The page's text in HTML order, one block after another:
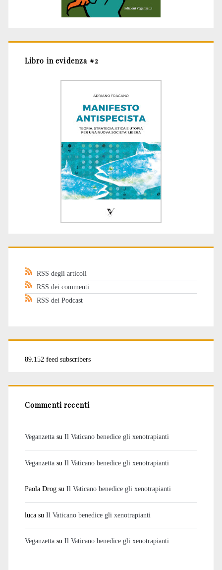
Libro in evidenza #2
RSS degli articoli
RSS dei commenti
RSS dei Podcast
89.152 feed subscribers
Commenti recenti
Veganzettasu Il Vaticano benedice gli xenotrapianti
Veganzettasu Il Vaticano benedice gli xenotrapianti
Paola Drogsu Il Vaticano benedice gli xenotrapianti
lucasu Il Vaticano benedice gli xenotrapianti
Veganzettasu Il Vaticano benedice gli xenotrapianti